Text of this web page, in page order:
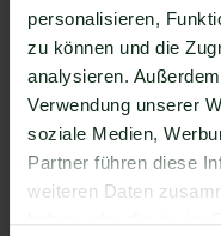
personalisieren,
zu können und die
analysieren.
Verwendung unserer
soziale Medien,
Partner führen diese
weiteren Daten
haben oder die sie im
natürlich auch
Da der
dem Anbieter der
differenziert, gibt
Anleitung. Wir zeigen
Einrichtung der